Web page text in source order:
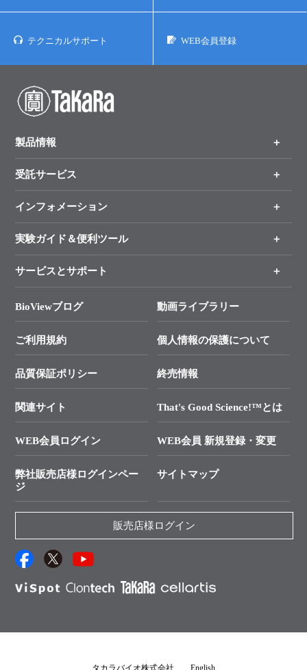
テクニカルサポート WEB会員登録
製品情報
製品一覧
手法から製品を探す
新製品情報
受託サービス
オンライン注文
インフォメーション
キャンペーン
タカラバイオ各種会員募集のお知らせ
終売製品のお知らせ
価格改定のご案内
技術セミナーのご案内
タカラバイオ発表文献
実験ガイド＆便利ツール
リアルタイムPCR実験のススメ
幹細胞・再生医療研究ガイド
クローニング実験ガイド
SMARTer NGSポータルサイト
プライマー設計
制限酵素切断サイトの検索
ユーザーズボイス集
抗体検索サイト
サービスとサポート
総合お問い合わせ
├ 実験コンシェルジュ
├ 受託サービスお問い合わせ
資料請求 機器関連
資料請求 受託関連
資料請求 核酸抽出・精製カタログ
サンプル請求一覧
プロトコール集
BioViewブログ 動画ライブラリー
ご利用規約 個人情報の保護について
品質保証ポリシー 終売情報
関連サイト That's Good Science!™とは
WEB会員ログイン WEB会員 新規登録・変更
弊社販売店様ログインペー
ジ
サイトマップ
販売店様ログイン
タカラバイオ株式会社 English